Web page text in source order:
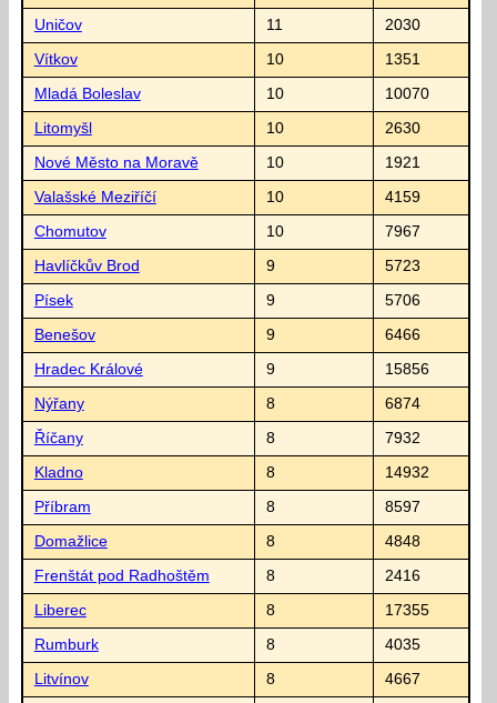
Uničov 11 2030
Vítkov 10 1351
Mladá Boleslav 10 10070
Litomyšl 10 2630
Nové Město na Moravě 10 1921
Valašské Meziříčí 10 4159
Chomutov 10 7967
Havlíčkův Brod 9 5723
Písek 9 5706
Benešov 9 6466
Hradec Králové 9 15856
Nýřany 8 6874
Říčany 8 7932
Kladno 8 14932
Příbram 8 8597
Domažlice 8 4848
Frenštát pod Radhoštěm 8 2416
Liberec 8 17355
Rumburk 8 4035
Litvínov 8 4667